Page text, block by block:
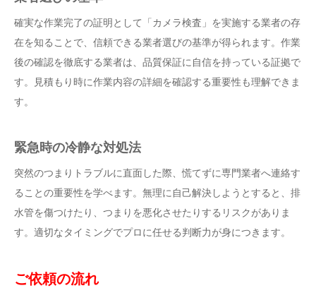
確実な作業完了の証明として「カメラ検査」を実施する業者の存
在を知ることで、信頼できる業者選びの基準が得られます。作業
後の確認を徹底する業者は、品質保証に自信を持っている証拠で
す。見積もり時に作業内容の詳細を確認する重要性も理解できま
す。
緊急時の冷静な対処法
突然のつまりトラブルに直面した際、慌てずに専門業者へ連絡す
ることの重要性を学べます。無理に自己解決しようとすると、排
水管を傷つけたり、つまりを悪化させたりするリスクがありま
す。適切なタイミングでプロに任せる判断力が身につきます。
ご依頼の流れ